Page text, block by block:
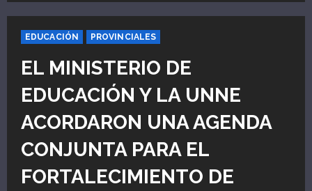
EDUCACIÓN PROVINCIALES
EL MINISTERIO DE
EDUCACIÓN Y LA UNNE
ACORDARON UNA AGENDA
CONJUNTA PARA EL
FORTALECIMIENTO DE